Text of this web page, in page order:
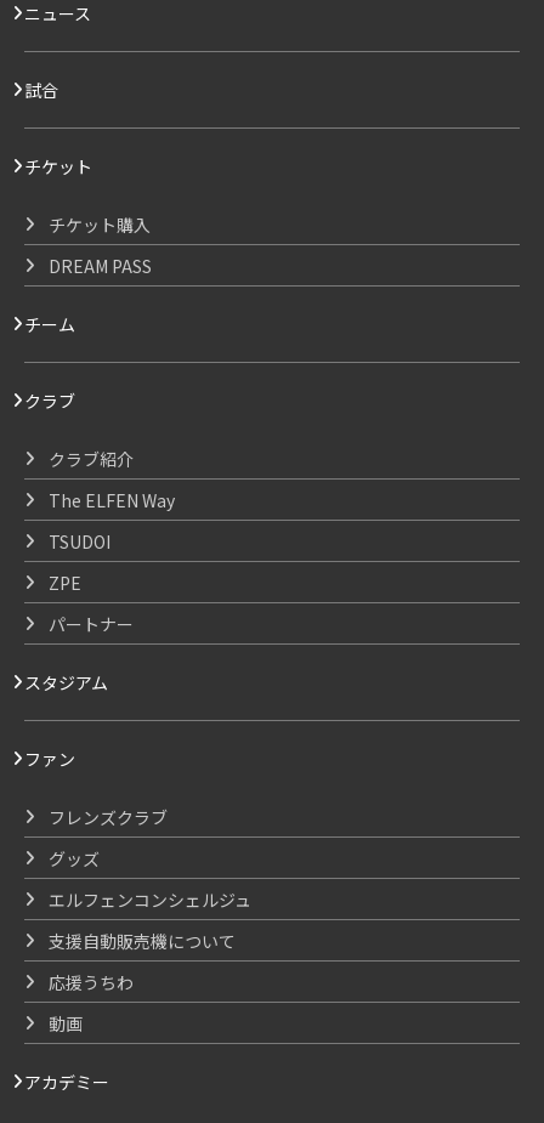
ニュース
試合
チケット
チケット購入
DREAM PASS
チーム
クラブ
クラブ紹介
The ELFEN Way
TSUDOI
ZPE
パートナー
スタジアム
ファン
フレンズクラブ
グッズ
エルフェンコンシェルジュ
支援自動販売機について
応援うちわ
動画
アカデミー